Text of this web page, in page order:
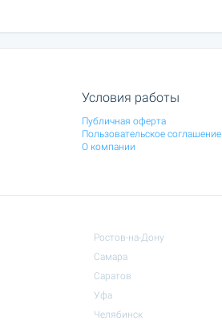
Условия работы
Публичная оферта
Пользовательское соглашение
О компании
Ростов-на-Дону
Самара
Саратов
Уфа
Челябинск